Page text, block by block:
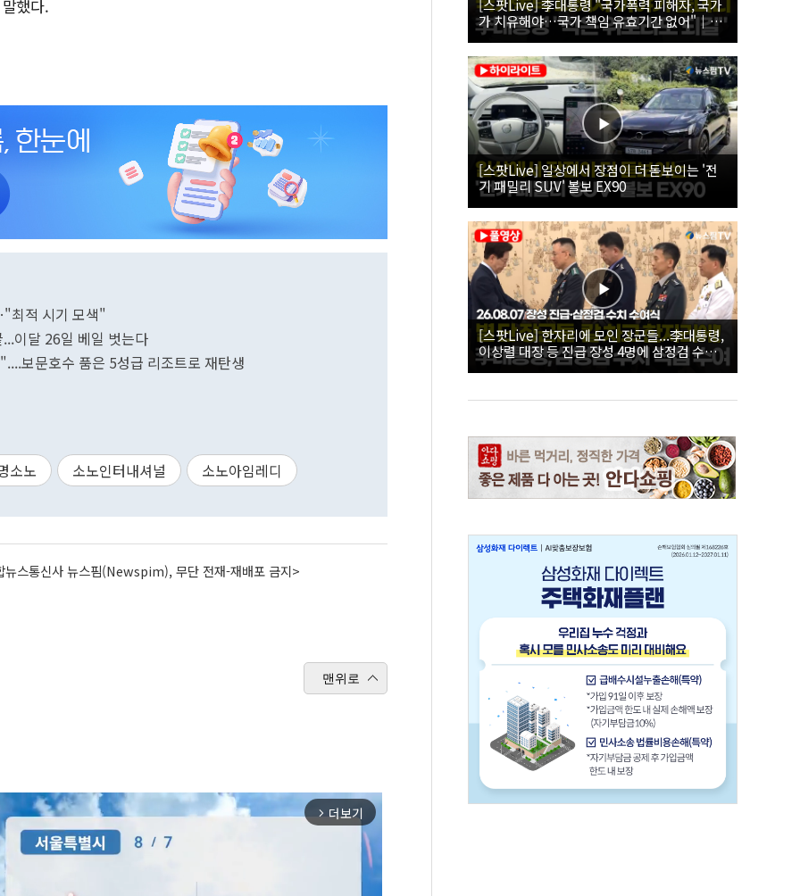
했다.
최적 시기 모색"
이달 26일 베일 벗는다
보문호수 품은 5성급 리조트로 재탄생
소노 소노인터내셔널 소노아임레디
뉴스통신사 뉴스핌(Newspim), 무단 전재-재배포 금지>
맨위로
arrow_forward_ios 더보기
[스팟Live] 李대통령 "국가폭력 피해자, 국가
가 치유해야…국가 책임 유효기간 없어"｜
26.08.07 국가폭력 피해자 위로 오찬
[스팟Live] 일상에서 장점이 더 돋보이는 '전
기 패밀리 SUV' 볼보 EX90
[스팟Live] 한자리에 모인 장군들...李대통령,
이상렬 대장 등 진급 장성 4명에 삼정검 수치
직접 수여｜26.08.07 장성 진급·삼정검 수치